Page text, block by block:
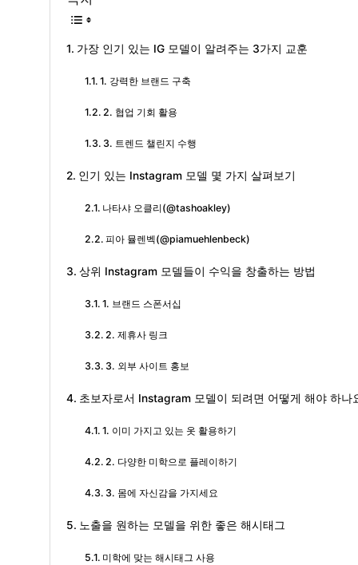
가장 인기 있는 IG 모델이 알려주는 3가지 교훈
1. 강력한 브랜드 구축
2. 협업 기회 활용
3. 트렌드 챌린지 수행
인기 있는 Instagram 모델 몇 가지 살펴보기
나타샤 오클리(@tashoakley)
피아 뮬렌벡(@piamuehlenbeck)
상위 Instagram 모델들이 수익을 창출하는 방법
1. 브랜드 스폰서십
2. 제휴사 링크
3. 외부 사이트 홍보
초보자로서 Instagram 모델이 되려면 어떻게 해야 하나
1. 이미 가지고 있는 옷 활용하기
2. 다양한 미학으로 플레이하기
3. 몸에 자신감을 가지세요
노출을 원하는 모델을 위한 좋은 해시태그
미학에 맞는 해시태그 사용